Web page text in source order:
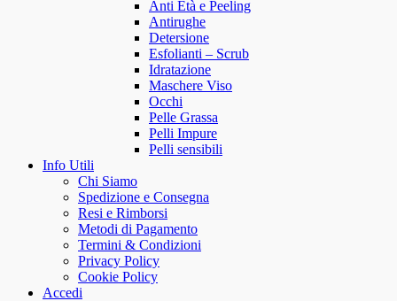
Anti Età e Peeling
Antirughe
Detersione
Esfolianti – Scrub
Idratazione
Maschere Viso
Occhi
Pelle Grassa
Pelli Impure
Pelli sensibili
Info Utili
Chi Siamo
Spedizione e Consegna
Resi e Rimborsi
Metodi di Pagamento
Termini & Condizioni
Privacy Policy
Cookie Policy
Accedi